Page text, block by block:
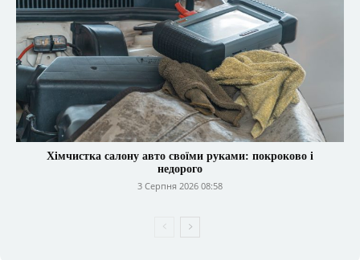
Хімчистка салону авто своїми руками: покроково і
недорого
3 Серпня 2026 08:58